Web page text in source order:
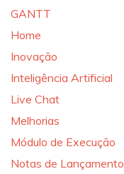
GANTT
Home
Inovação
Inteligência Artificial
Live Chat
Melhorias
Módulo de Execução
Notas de Lançamento